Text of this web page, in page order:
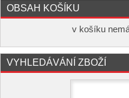
OBSAH KOŠÍKU
v košíku
VYHLEDÁVÁNÍ ZBOŽÍ